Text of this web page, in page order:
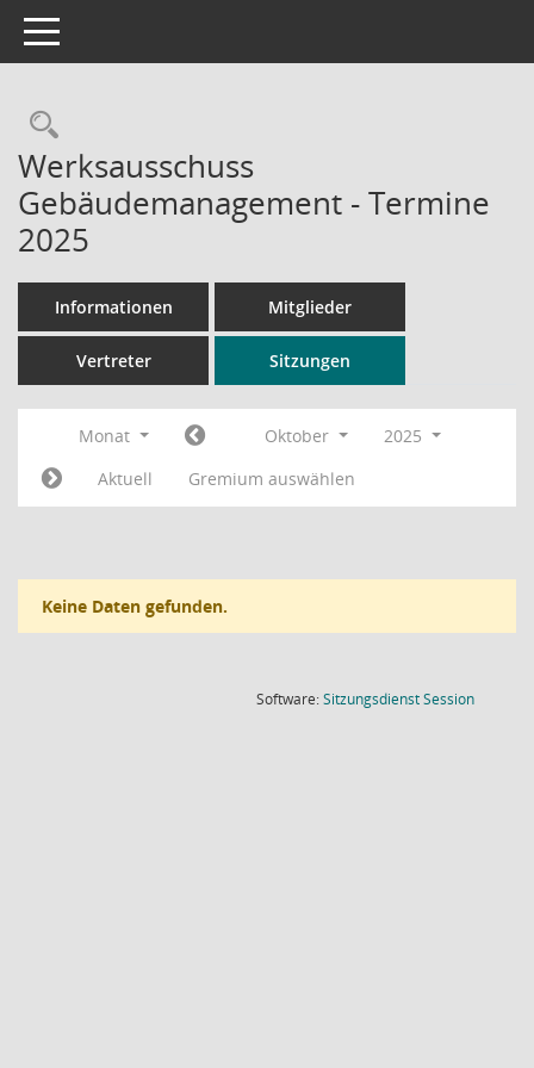
Toggle navigation
Rechercheauswahl
Werksausschuss
Gebäudemanagement - Termine
2025
Informationen Mitglieder
Vertreter Sitzungen
Monat Oktober
2025
Aktuell
Gremium auswählen
Keine Daten gefunden.
Software:SitzungsdienstSession(Wird in